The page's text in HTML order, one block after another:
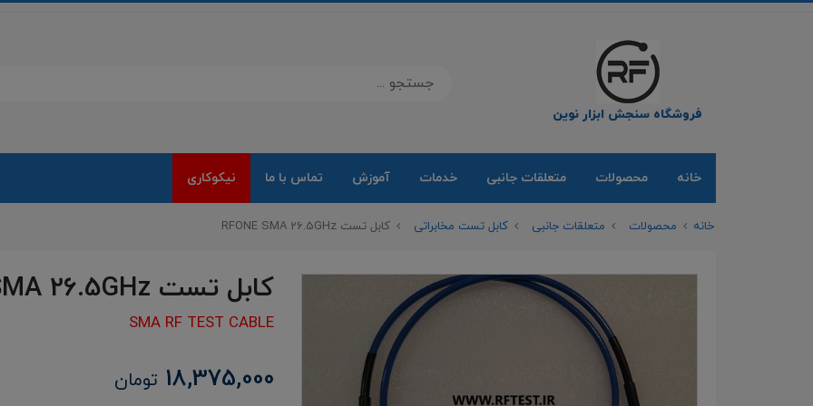
فروشگاه سنجش ابزار نوین
خانه محصولات متعلقات جانبی خدمات آموزش تماس با ما نیکوکاری
خانه محصولات متعلقات جانبی کابل تست مخابراتی کابل تست RFONE SMA 26.5GHz
کابل تست RFONE SMA 26.5GHz
SMA RF TEST CABLE
18,375,000 تومان